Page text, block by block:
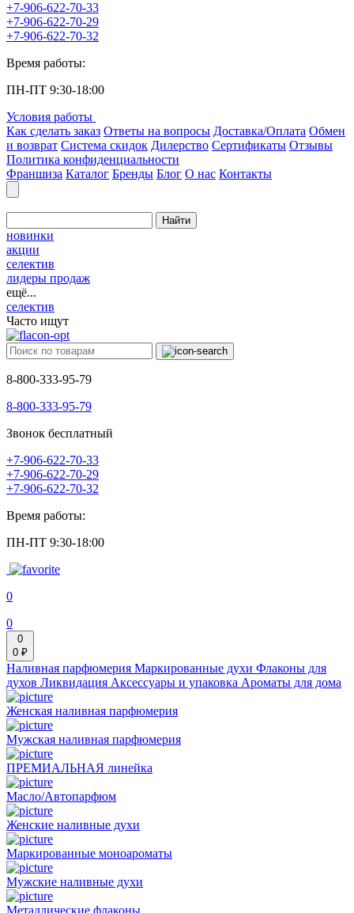
+7-906-622-70-33
+7-906-622-70-29
+7-906-622-70-32
Время работы:
ПН-ПТ 9:30-18:00
Условия работы
Как сделать заказ Ответы на вопросы Доставка/Оплата Обмен
и возврат Система скидок Дилерство Сертификаты Отзывы
Политика конфиденциальности
Франшиза Каталог Бренды Блог О нас Контакты
Найти
новинки
акции
селектив
лидеры продаж
ещё...
селектив
Часто ищут
8-800-333-95-79
8-800-333-95-79
Звонок бесплатный
+7-906-622-70-33
+7-906-622-70-29
+7-906-622-70-32
Время работы:
ПН-ПТ 9:30-18:00
0
0
0
0 ₽
Наливная парфюмерия Маркированные духи Флаконы для
духов Ликвидация Аксессуары и упаковка Ароматы для дома
Женская наливная парфюмерия
Мужская наливная парфюмерия
ПРЕМИАЛЬНАЯ линейка
Масло/Автопарфюм
Женские наливные духи
Маркированные моноароматы
Мужские наливные духи
Металлические флаконы